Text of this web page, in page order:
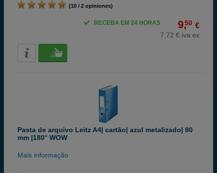
(10 / 2 opiniones)
9,50 €
7,72 € iva ex
RECEBA EM 24 HORAS
Pasta de arquivo Leitz A4| cartão| azul metalizado| 80
mm |180° WOW
Mais informação